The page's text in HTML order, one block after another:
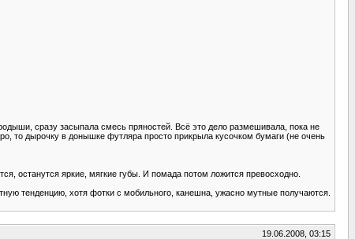
сразу засыпала смесь пряностей. Всё это дело размешивала, пока не
то дырочку в донышке футляра просто прикрыла кусочком бумаги (не очень
останутся яркие, мягкие губы. И помада потом ложится превосходно.
тенденцию, хотя фотки с мобильного, канешна, ужасно мутные получаются.
19.06.2008, 03:15